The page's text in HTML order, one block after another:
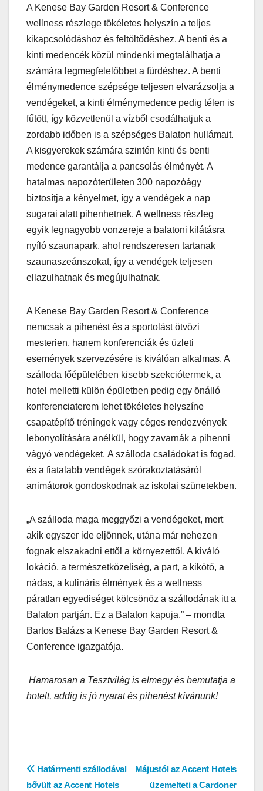
A Kenese Bay Garden Resort & Conference
wellness részlege tökéletes helyszín a teljes
kikapcsolódáshoz és feltöltődéshez. A benti és a
kinti medencék közül mindenki megtalálhatja a
számára legmegfelelőbbet a fürdéshez. A benti
élménymedence szépsége teljesen elvarázsolja a
vendégeket, a kinti élménymedence pedig télen is
fűtött, így közvetlenül a vízből csodálhatjuk a
zordabb időben is a szépséges Balaton hullámait.
A kisgyerekek számára szintén kinti és benti
medence garantálja a pancsolás élményét. A
hatalmas napozóterületen 300 napozóágy
biztosítja a kényelmet, így a vendégek a nap
sugarai alatt pihenhetnek. A wellness részleg
egyik legnagyobb vonzereje a balatoni kilátásra
nyíló szaunapark, ahol rendszeresen tartanak
szaunaszeánszokat, így a vendégek teljesen
ellazulhatnak és megújulhatnak.
A Kenese Bay Garden Resort & Conference
nemcsak a pihenést és a sportolást ötvözi
mesterien, hanem konferenciák és üzleti
események szervezésére is kiválóan alkalmas. A
szálloda főépületében kisebb szekciótermek, a
hotel melletti külön épületben pedig egy önálló
konferenciaterem lehet tökéletes helyszíne
csapatépítő tréningek vagy céges rendezvények
lebonyolítására anélkül, hogy zavarnák a pihenni
vágyó vendégeket. A szálloda családokat is fogad,
és a fiatalabb vendégek szórakoztatásáról
animátorok gondoskodnak az iskolai szünetekben.
„A szálloda maga meggyőzi a vendégeket, mert
akik egyszer ide eljönnek, utána már nehezen
fognak elszakadni ettől a környezettől. A kiváló
lokáció, a természetközeliség, a part, a kikötő, a
nádas, a kulináris élmények és a wellness
páratlan egyediséget kölcsönöz a szállodának itt a
Balaton partján. Ez a Balaton kapuja.” – mondta
Bartos Balázs a Kenese Bay Garden Resort &
Conference igazgatója.
Hamarosan a Tesztvilág is elmegy és bemutatja a
hotelt, addig is jó nyarat és pihenést kívánunk!
Bejegyzés
Májustól az Accent Hotels
üzemelteti a Cardoner
Határmenti szállodával
bővült az Accent Hotels